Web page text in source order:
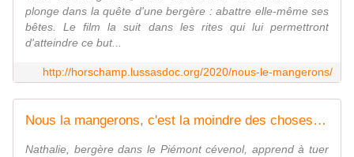
plonge dans la quête d'une bergère : abattre elle-même ses
bêtes. Le film la suit dans les rites qui lui permettront
d'atteindre ce but...
http://horschamp.lussasdoc.org/2020/nous-le-mangerons/
Nous la mangerons, c'est la moindre des choses - Tënk
Nathalie, bergère dans le Piémont cévenol, apprend à tuer